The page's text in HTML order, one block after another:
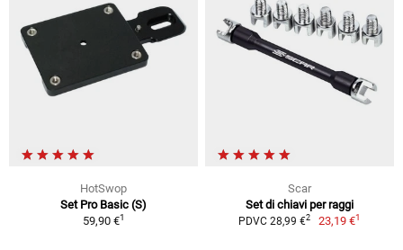
HotSwop
Set Pro Basic (S)
59,90 €1
Scar
Set di chiavi per raggi
PDVC 28,99 €2 23,19 €1